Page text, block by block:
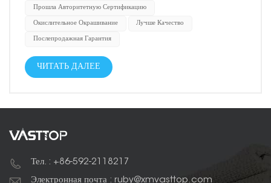
Прошла Авторитетную Сертификацию
Окислительное Окрашивание Лучше Качество
Послепродажная Гарантия
ЧИТАТЬ ДАЛЕЕ
Тел. : +86-592-2118217
Электронная почта : ruby@xmvasttop.com